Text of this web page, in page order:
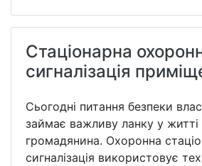
Стаціонарна
сигналізація
Сьогодні питання безпеки
займає важливу ланку у житті
громадянина. Охоронна
сигналізація використовує